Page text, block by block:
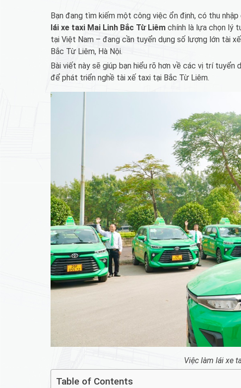
Bạn đang tìm kiếm một công việc ổn định, có thu
lái xe taxi Mai Linh Bắc Từ Liêm chính là lựa chọn lý
tại Việt Nam – đang cần tuyển dụng số lượng lớn tài
Bắc Từ Liêm, Hà Nội.
Bài viết này sẽ giúp bạn hiểu rõ hơn về các vị trí tuyển
để phát triển nghề tài xế taxi tại Bắc Từ Liêm.
Việc làm lái xe
Table of Contents